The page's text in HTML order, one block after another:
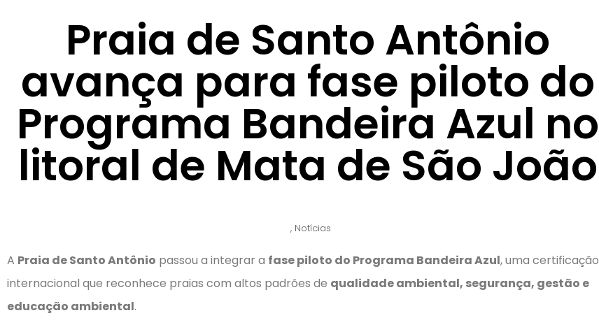
Praia de Santo Antônio
avança para fase piloto do
Programa Bandeira Azul no
litoral de Mata de São João
, Notícias
A Praia de Santo Antônio passou a integrar a fase piloto do Programa Bandeira Azul, uma certificação
internacional que reconhece praias com altos padrões de qualidade ambiental, segurança, gestão e
educação ambiental.